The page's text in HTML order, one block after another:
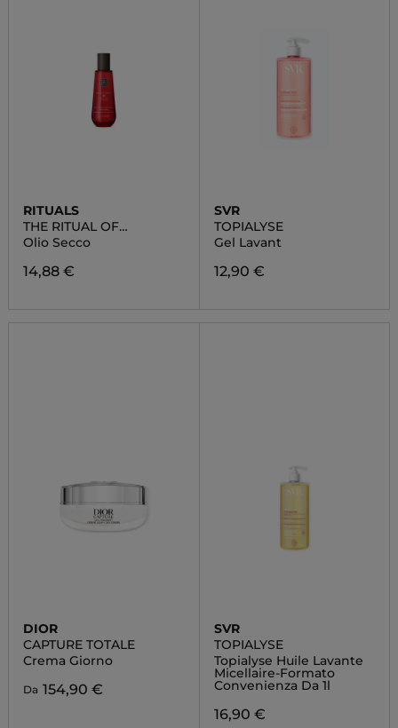
RITUALS
THE RITUAL OF
AYURVEDA
Olio Secco
14,88 €
SVR
TOPIALYSE
Gel Lavant
12,90 €
DIOR
CAPTURE TOTALE
Crema Giorno
Da 154,90 €
SVR
TOPIALYSE
Topialyse Huile Lavante
Micellaire-Formato
Convenienza Da 1l
16,90 €